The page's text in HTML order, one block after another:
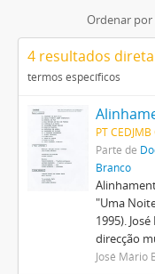
Ordenar
4 resultados
termos específicos
PT
Parte de
Branco
"Uma
1995).
direcção
José Mário